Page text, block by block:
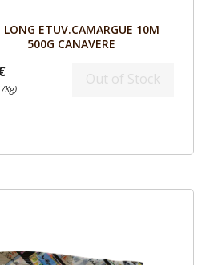
Aperçu
LONG ETUV.CAMARGUE 10M
500G CANAVERE
Kg)
Out of Stock